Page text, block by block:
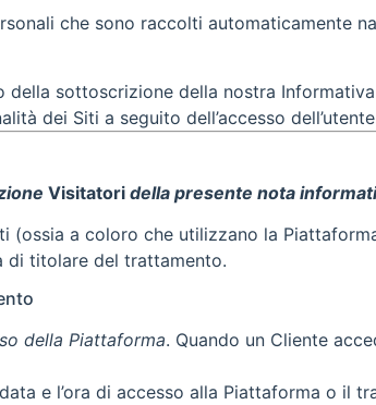
che sono raccolti automaticamente
della sottoscrizione della nostra
dei Siti a seguito dell’accesso
Visitatori della presente nota
(ossia a coloro che utilizzano la
di titolare del trattamento.
della Piattaforma. Quando un Cliente
e l’ora di accesso alla Piattaforma o il